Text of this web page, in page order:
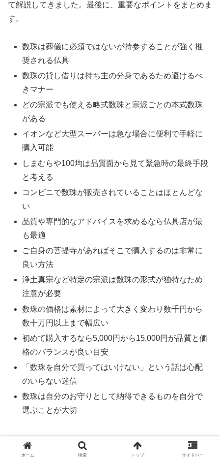
て解説してきました。最後に、重要なポイントをまとめま
す。
数珠は葬儀に必須ではないが持参することが強く推
奨される仏具
数珠の貸し借りは持ち主の分身であるため避けるべ
きマナー
どの宗派でも使える略式数珠と宗派ごとの本式数珠
がある
イオンなど大型スーパーは急な場合に便利で手軽に
購入可能
しまむらや100均は品質面から見て緊急時の最終手段
と考える
コンビニで数珠が販売されていることはほとんどな
い
品質や専門的なアドバイスを求めるなら仏具店が最
も最適
ご自身の菩提寺があればそこで購入するのは非常に
良い方法
浄土真宗など特定の宗派は数珠の形式が独特なため
注意が必要
数珠の価格は素材によって大きく変わり数千円から
数十万円以上まで幅広い
初めて購入するなら5,000円から15,000円が品質と価
格のバランスが良い目安
「数珠を自分で買ってはいけない」という話は心配
のいらない迷信
数珠は自分のお守りとして納得できるものを自分で
選ぶことが大切
葬儀
ホーム 検索 トップ サイドバー